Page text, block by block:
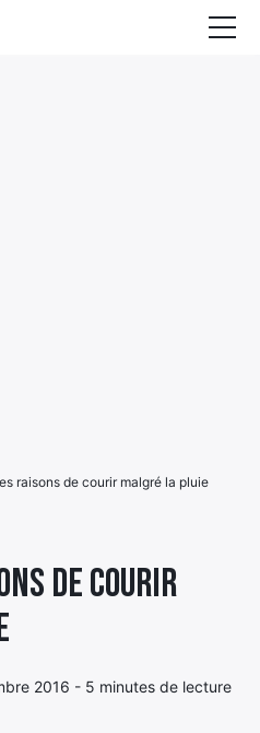
de courir
2016 - 5 minutes de lecture
raisons de courir malgré la pluie
de
menu
de
menu